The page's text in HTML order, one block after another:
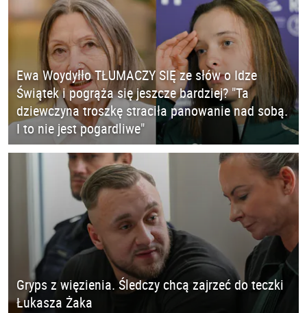
Ewa Woydyłło TŁUMACZY SIĘ ze słów o Idze
Świątek i pogrąża się jeszcze bardziej? "Ta
dziewczyna troszkę straciła panowanie nad sobą.
I to nie jest pogardliwe"
Gryps z więzienia. Śledczy chcą zajrzeć do teczki
Łukasza Żaka